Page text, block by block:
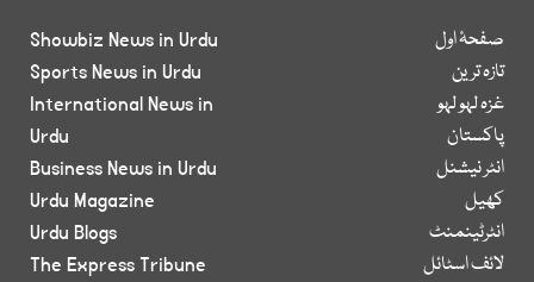
صفحۂ اول
تازہ ترین
غزہ لہو لہو
پاکستان
انٹر نیشنل
کھیل
انٹرٹینمنٹ
لائف اسٹائل
Showbiz News in Urdu
Sports News in Urdu
International News in
Urdu
Business News in Urdu
Urdu Magazine
Urdu Blogs
The Express Tribune